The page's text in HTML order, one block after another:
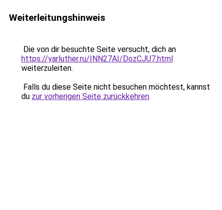
Weiterleitungshinweis
Die von dir besuchte Seite versucht, dich an
https://yarluther.ru/INN27AI/DozCJU7.html
weiterzuleiten.
Falls du diese Seite nicht besuchen möchtest, kannst
du zur vorherigen Seite zurückkehren.